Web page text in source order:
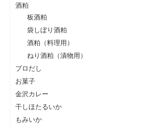
酒粕
板酒粕
袋しぼり酒粕
酒粕（料理用）
ねり酒粕（漬物用）
プロだし
お菓子
金沢カレー
干しほたるいか
もみいか